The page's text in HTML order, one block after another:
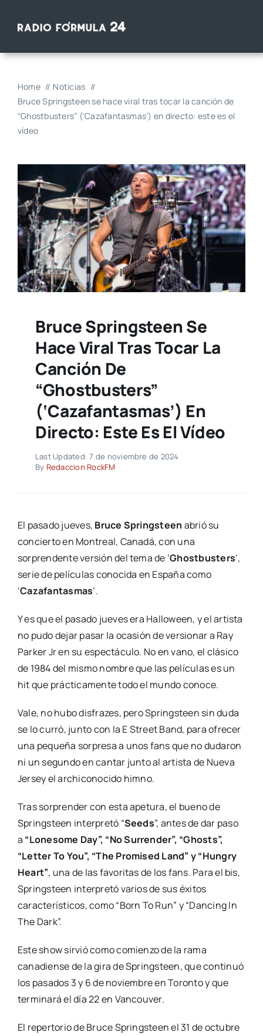
Home
Noticias
Bruce Springsteen se hace viral tras tocar la canción de
“Ghostbusters” (‘Cazafantasmas’) en directo: este es el
vídeo
Bruce Springsteen Se
Hace Viral Tras Tocar La
Canción De
“Ghostbusters”
(‘Cazafantasmas’) En
Directo: Este Es El Vídeo
Last Updated: 7 de noviembre de 2024
By Redaccion RockFM
El pasado jueves, Bruce Springsteen abrió su
concierto en Montreal, Canadá, con una
sorprendente versión del tema de ‘Ghostbusters‘,
serie de películas conocida en España como
‘Cazafantasmas‘.
Y es que el pasado jueves era Halloween, y el artista
no pudo dejar pasar la ocasión de versionar a Ray
Parker Jr en su espectáculo. No en vano, el clásico
de 1984 del mismo nombre que las películas es un
hit que prácticamente todo el mundo conoce.
Vale, no hubo disfrazes, pero Springsteen sin duda
se lo curró, junto con la E Street Band, para ofrecer
una pequeña sorpresa a unos fans que no dudaron
ni un segundo en cantar junto al artista de Nueva
Jersey el archiconocido himno.
Tras sorprender con esta apetura, el bueno de
Springsteen interpretó “Seeds”, antes de dar paso
a “Lonesome Day”, “No Surrender”, “Ghosts”,
“Letter To You”, “The Promised Land” y “Hungry
Heart”, una de las favoritas de los fans. Para el bis,
Springsteen interpretó varios de sus éxitos
característicos, como “Born To Run” y “Dancing In
The Dark”.
Este show sirvió como comienzo de la rama
canadiense de la gira de Springsteen, que continuó
los pasados 3 y 6 de noviembre en Toronto y que
terminará el día 22 en Vancouver.
El repertorio de Bruce Springsteen el 31 de octubre